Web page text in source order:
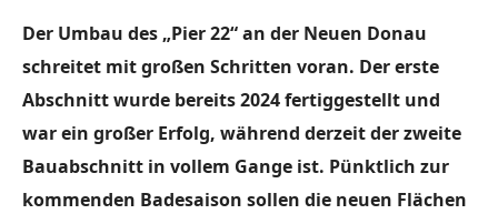
Der Umbau des „Pier 22“ an der Neuen Donau
schreitet mit großen Schritten voran. Der erste
Abschnitt wurde bereits 2024 fertiggestellt und
war ein großer Erfolg, während derzeit der zweite
Bauabschnitt in vollem Gange ist. Pünktlich zur
kommenden Badesaison sollen die neuen Flächen